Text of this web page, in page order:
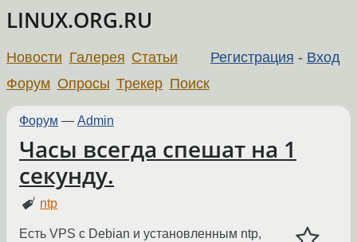
LINUX.ORG.RU
Регистрация - Вход
Новости Галерея Статьи
Форум Опросы Трекер Поиск
Форум — Admin
Часы всегда спешат на 1
секунду.
ntp
Есть VPS с Debian и установленным ntp,